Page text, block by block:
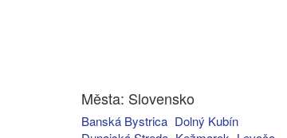
Města: Slovensko
Banská Bystrica Dolný Kubín